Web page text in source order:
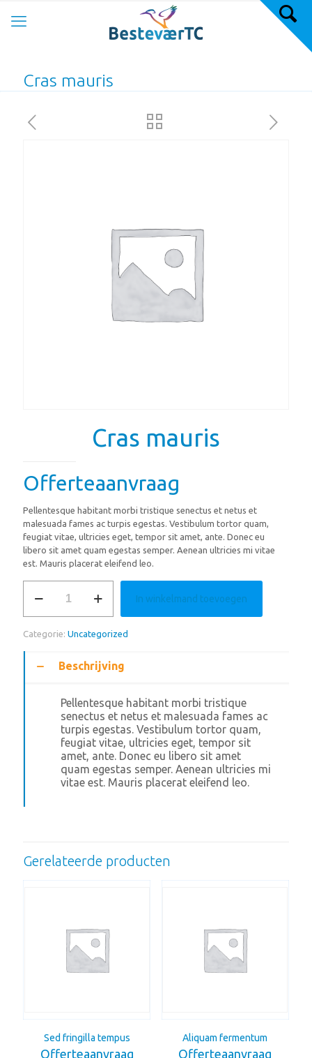
Cras mauris
Cras mauris
Offerteaanvraag
Pellentesque habitant morbi tristique senectus et netus et
malesuada fames ac turpis egestas. Vestibulum tortor quam,
feugiat vitae, ultricies eget, tempor sit amet, ante. Donec eu
libero sit amet quam egestas semper. Aenean ultricies mi vitae
est. Mauris placerat eleifend leo.
mauris
In winkelmand toevoegen
Categorie: Uncategorized
Beschrijving
Pellentesque habitant morbi tristique
senectus et netus et malesuada fames ac
turpis egestas. Vestibulum tortor quam,
feugiat vitae, ultricies eget, tempor sit
amet, ante. Donec eu libero sit amet
quam egestas semper. Aenean ultricies mi
vitae est. Mauris placerat eleifend leo.
Gerelateerde producten
Sed fringilla tempus
Offerteaanvraag
Aliquam fermentum
Offerteaanvraag